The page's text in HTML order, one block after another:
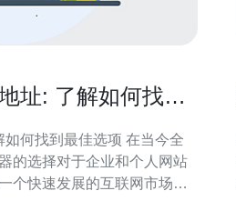
址: 了解如何找到
到最佳选项 在当今全
的选择对于企业和个人网站
个快速发展的互联网市场，